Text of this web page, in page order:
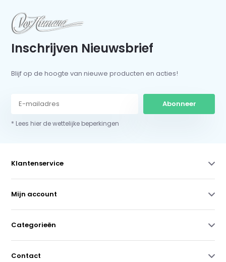
Inschrijven Nieuwsbrief
Blijf op de hoogte van nieuwe producten en acties!
Abonneer
* Lees hier de wettelijke beperkingen
Klantenservice
Mijn account
Categorieën
Contact